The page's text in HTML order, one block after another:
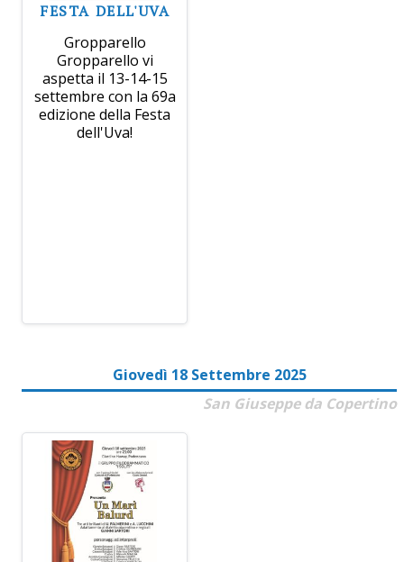
FESTA DELL'UVA
Gropparello
Gropparello vi
aspetta il 13-14-15
settembre con la 69a
edizione della Festa
dell'Uva!
Giovedì 18 Settembre 2025
San Giuseppe da Copertino